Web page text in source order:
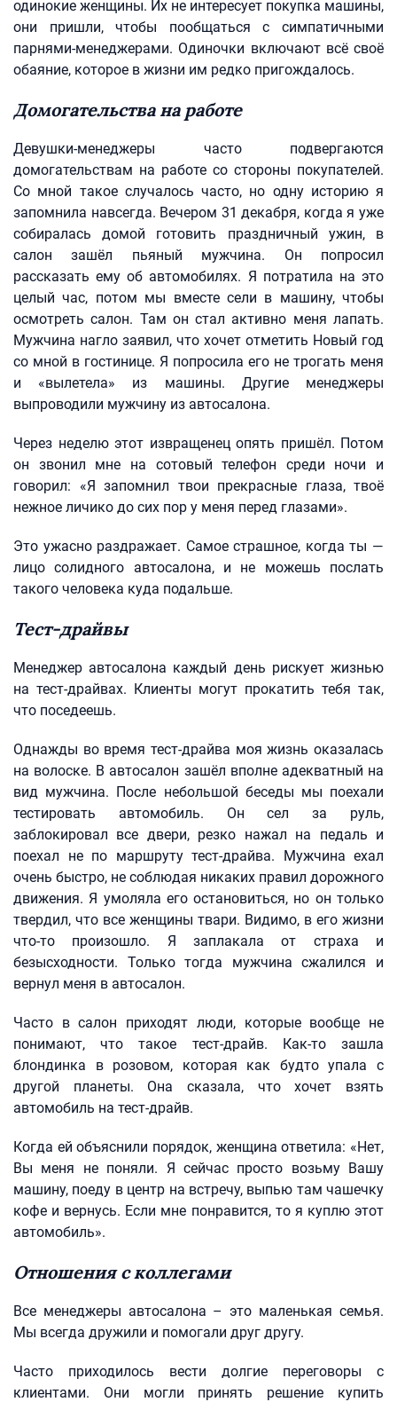
одинокие женщины. Их не интересует покупка машины,
они пришли, чтобы пообщаться с симпатичными
парнями-менеджерами. Одиночки включают всё своё
обаяние, которое в жизни им редко пригождалось.
Домогательства на работе
Девушки-менеджеры часто подвергаются
домогательствам на работе со стороны покупателей.
Со мной такое случалось часто, но одну историю я
запомнила навсегда. Вечером 31 декабря, когда я уже
собиралась домой готовить праздничный ужин, в
салон зашёл пьяный мужчина. Он попросил
рассказать ему об автомобилях. Я потратила на это
целый час, потом мы вместе сели в машину, чтобы
осмотреть салон. Там он стал активно меня лапать.
Мужчина нагло заявил, что хочет отметить Новый год
со мной в гостинице. Я попросила его не трогать меня
и «вылетела» из машины. Другие менеджеры
выпроводили мужчину из автосалона.
Через неделю этот извращенец опять пришёл. Потом
он звонил мне на сотовый телефон среди ночи и
говорил: «Я запомнил твои прекрасные глаза, твоё
нежное личико до сих пор у меня перед глазами».
Это ужасно раздражает. Самое страшное, когда ты —
лицо солидного автосалона, и не можешь послать
такого человека куда подальше.
Тест-драйвы
Менеджер автосалона каждый день рискует жизнью
на тест-драйвах. Клиенты могут прокатить тебя так,
что поседеешь.
Однажды во время тест-драйва моя жизнь оказалась
на волоске. В автосалон зашёл вполне адекватный на
вид мужчина. После небольшой беседы мы поехали
тестировать автомобиль. Он сел за руль,
заблокировал все двери, резко нажал на педаль и
поехал не по маршруту тест-драйва. Мужчина ехал
очень быстро, не соблюдая никаких правил дорожного
движения. Я умоляла его остановиться, но он только
твердил, что все женщины твари. Видимо, в его жизни
что-то произошло. Я заплакала от страха и
безысходности. Только тогда мужчина сжалился и
вернул меня в автосалон.
Часто в салон приходят люди, которые вообще не
понимают, что такое тест-драйв. Как-то зашла
блондинка в розовом, которая как будто упала с
другой планеты. Она сказала, что хочет взять
автомобиль на тест-драйв.
Когда ей объяснили порядок, женщина ответила: «Нет,
Вы меня не поняли. Я сейчас просто возьму Вашу
машину, поеду в центр на встречу, выпью там чашечку
кофе и вернусь. Если мне понравится, то я куплю этот
автомобиль».
Отношения с коллегами
Все менеджеры автосалона – это маленькая семья.
Мы всегда дружили и помогали друг другу.
Часто приходилось вести долгие переговоры с
клиентами. Они могли принять решение купить